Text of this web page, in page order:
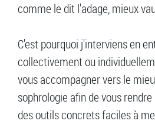
comme le dit l'adage, mieux
C'est pourquoi j'interviens en
collectivement ou
vous accompagner vers le
sophrologie afin de vous
des outils concrets faciles à